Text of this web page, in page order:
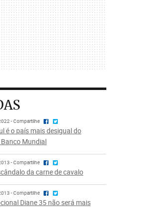
- Compartilhe
é o país mais desigual do
Mundial
- Compartilhe
da carne de cavalo
- Compartilhe
Diane 35 não será mais